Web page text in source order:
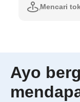
Mencari
Ayo